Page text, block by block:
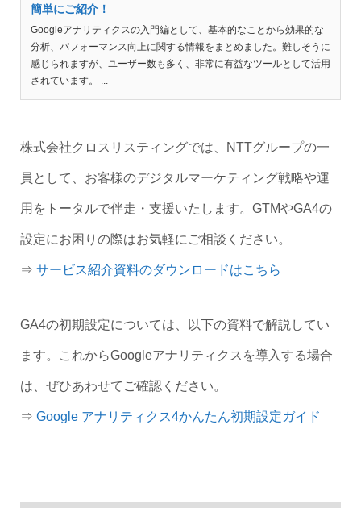
簡単にご紹介！
Googleアナリティクスの入門編として、基本的なことから効果的な
分析、パフォーマンス向上に関する情報をまとめました。難しそうに
感じられますが、ユーザー数も多く、非常に有益なツールとして活用
されています。 ...
株式会社クロスリスティングでは、NTTグループの一
員として、お客様のデジタルマーケティング戦略や運
用をトータルで伴走・支援いたします。GTMやGA4の
設定にお困りの際はお気軽にご相談ください。
⇒ サービス紹介資料のダウンロードはこちら
GA4の初期設定については、以下の資料で解説してい
ます。これからGoogleアナリティクスを導入する場合
は、ぜひあわせてご確認ください。
⇒ Google アナリティクス4かんたん初期設定ガイド